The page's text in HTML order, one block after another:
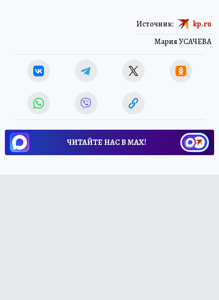
Мария УСАЧЕВА
Источник: kp.ru
ЧИТАЙТЕ НАС В МАХ!